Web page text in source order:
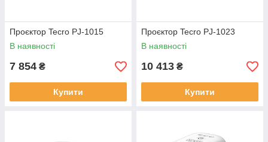
Проєктор Tecro PJ-1015
В наявності
7 854 ₴
Купити
Проєктор Tecro PJ-1023
В наявності
10 413 ₴
Купити